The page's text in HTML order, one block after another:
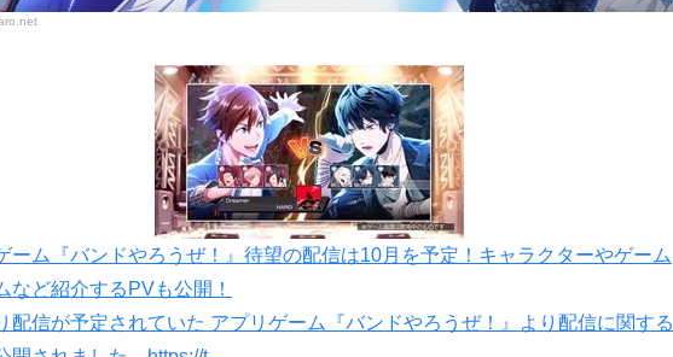
ーム『バンドやろうぜ！』待望の配信は10月を予定！キャラクターやゲーム
など紹介するPVも公開！
配信が予定されていた アプリゲーム『バンドやろうぜ！』より配信に関する